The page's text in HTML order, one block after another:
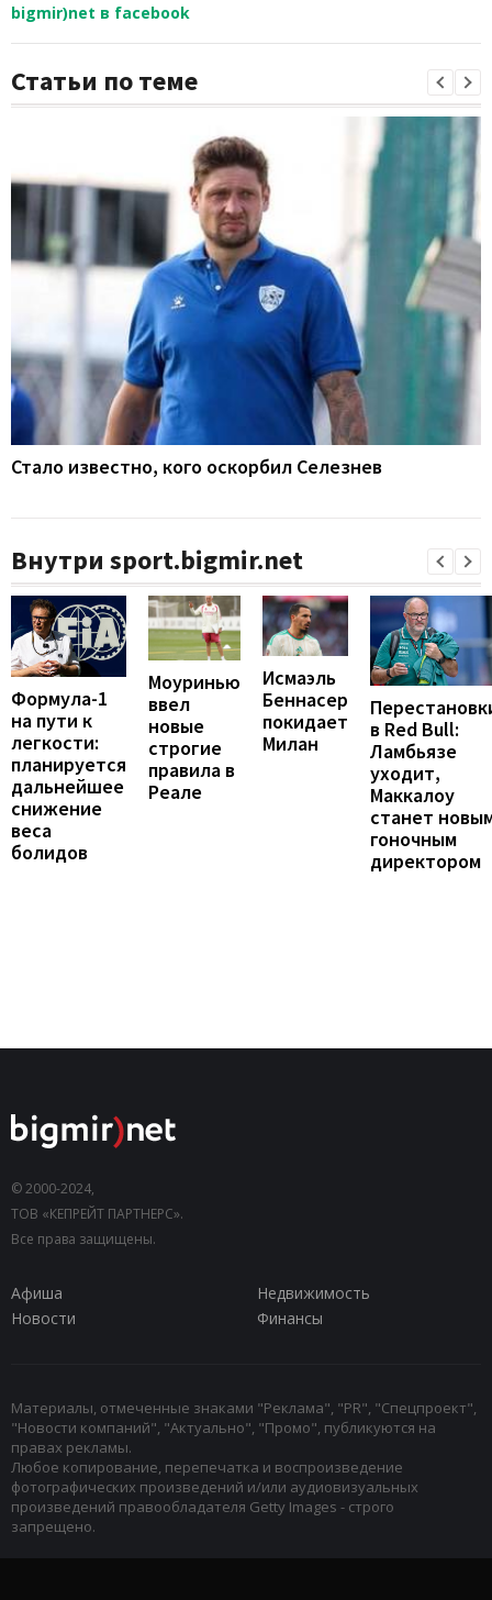
bigmir)net в facebook
Статьи по теме
Стало известно, кого оскорбил Селезнев
Внутри sport.bigmir.net
Формула-1
на пути к
легкости:
планируется
дальнейшее
снижение
веса
болидов
Моуринью
ввел
новые
строгие
правила в
Реале
Исмаэль
Беннасер
покидает
Милан
в Red Bull:
Ламбьязе
уходит,
Маккалоу
станет
гоночным
директором
© 2000-2024,
ТОВ «КЕПРЕЙТ ПАРТНЕРС».
Все права защищены.
Афиша
Недвижимость
Новости
Финансы
Материалы, отмеченные знаками "Реклама", "PR", "Спецпроект",
"Новости компаний", "Актуально", "Промо", публикуются на
правах рекламы.
Любое копирование, перепечатка и воспроизведение
фотографических произведений и/или аудиовизуальных
произведений правообладателя Getty Images - строго
запрещено.